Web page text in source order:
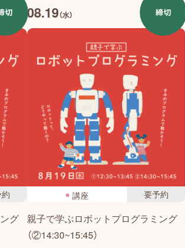
切
グ
08.19（水） 締切
講座 要予約
親子で学ぶロボットプログラミング
（②14:30~15:45）